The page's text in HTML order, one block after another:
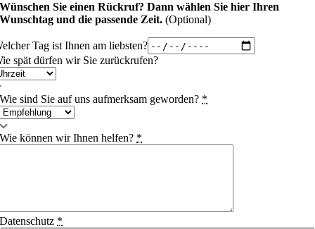
Wünschen Sie einen Rückruf? Dann wählen Sie hier Ihren
Wunschtag und die passende Zeit.(Optional)
Tag ist Ihnen am liebsten?
spät dürfen wir Sie zurückrufen?
Wie sind Sie auf uns aufmerksam geworden? *
Wie können wir Ihnen helfen? *
Datenschutz *